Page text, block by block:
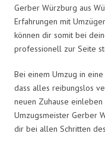
Gerber Würzburg aus
Erfahrungen mit
können dir somit bei
professionell zur Seite
Bei einem Umzug in
dass alles reibungslos
neuen Zuhause einleben
Umzugsmeister Gerber
dir bei allen Schritten